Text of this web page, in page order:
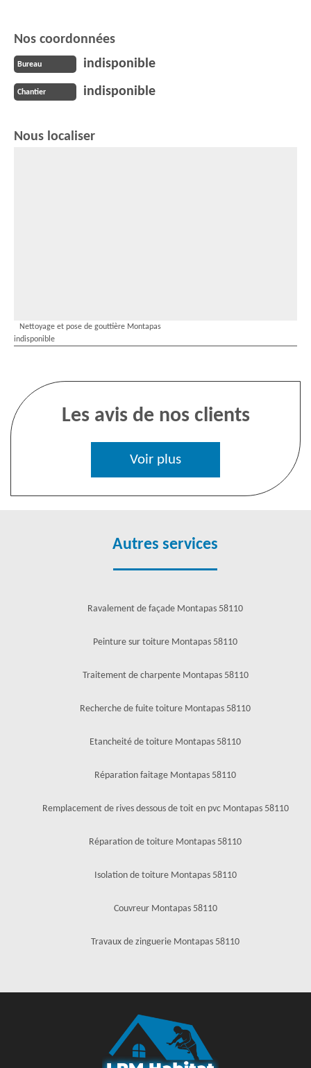
Nos coordonnées
Bureau indisponible
Chantier indisponible
Nous localiser
Nettoyage et pose de gouttière Montapas
indisponible
Les avis de nos clients
Voir plus
Autres services
Ravalement de façade Montapas 58110
Peinture sur toiture Montapas 58110
Traitement de charpente Montapas 58110
Recherche de fuite toiture Montapas 58110
Etancheité de toiture Montapas 58110
Réparation faitage Montapas 58110
Remplacement de rives dessous de toit en pvc Montapas 58110
Réparation de toiture Montapas 58110
Isolation de toiture Montapas 58110
Couvreur Montapas 58110
Travaux de zinguerie Montapas 58110